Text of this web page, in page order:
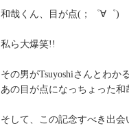
和哉くん、目が点(；゜∀゜)
私ら大爆笑!!
その男がTsuyoshiさんとわか
あの目が点になっちょった
そして、この記念すべき出会